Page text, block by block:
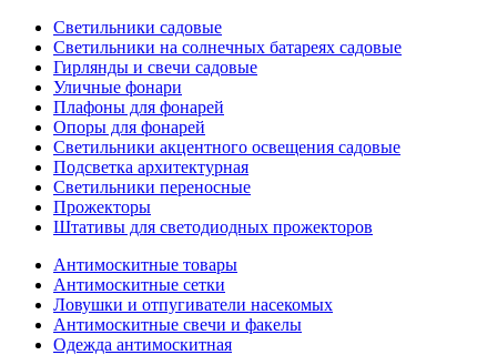
Светильники садовые
Светильники на солнечных батареях садовые
Гирлянды и свечи садовые
Уличные фонари
Плафоны для фонарей
Опоры для фонарей
Светильники акцентного освещения садовые
Подсветка архитектурная
Светильники переносные
Прожекторы
Штативы для светодиодных прожекторов
Антимоскитные товары
Антимоскитные сетки
Ловушки и отпугиватели насекомых
Антимоскитные свечи и факелы
Одежда антимоскитная